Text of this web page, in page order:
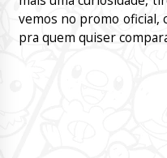
vemos no promo oficial,
pra quem quiser